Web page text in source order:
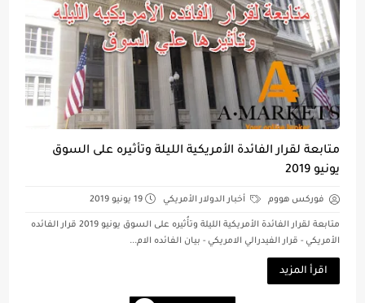
متابعة لقرار الفائدة الأمريكية الليلة وتأُثيره على السوق
يونيو 2019
فوركس هووم أخبار الدولار الأمريكي 19 يونيو 2019
متابعة لقرار الفائدة الأمريكية الليلة وتأُثيره على السوق يونيو 2019 قرار الفائده
الأمريكي - قرار الفيدرالي الامريكي - بيان الفائده الام...
اقرأ المزيد